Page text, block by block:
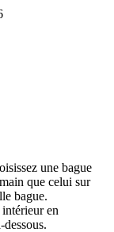
une bague
que celui sur
bague.
en